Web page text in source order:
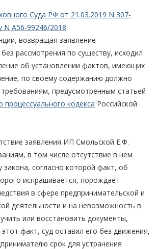
Суда РФ от 21.03.2019 N 307-
N А56-99246/2018
возвращая заявление
рассмотрения по существу, исходил
об установлении фактов, имеющих
по своему содержанию должно
предусмотренным статьей
кодекса Российской
заявления ИП Смольской Е.Ф.
в том числе отсутствие в нем
закона, согласно которой факт, об
испрашивается, порождает
в сфере предпринимательской и
деятельности и на невозможность в
или восстановить документы,
факт, суд оставил его без движения,
срок для устранения